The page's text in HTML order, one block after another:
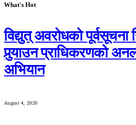
What's Hot
विद्युत् अवरोधको
पुर्‍याउन प्राधिकरणको
अभियान
August 4, 2026